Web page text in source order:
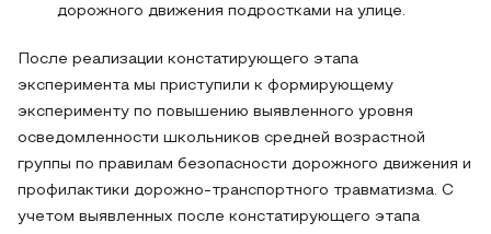
дорожного движения подростками на улице.
После реализации констатирующего этапа
эксперимента мы приступили к формирующему
эксперименту по повышению выявленного уровня
осведомленности школьников средней возрастной
группы по правилам безопасности дорожного движения и
профилактики дорожно-транспортного травматизма. С
учетом выявленных после констатирующего этапа